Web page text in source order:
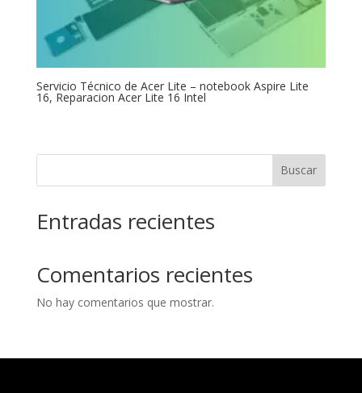
Servicio Técnico de Acer Lite – notebook Aspire Lite
16, Reparacion Acer Lite 16 Intel
Buscar
Entradas recientes
Comentarios recientes
No hay comentarios que mostrar.